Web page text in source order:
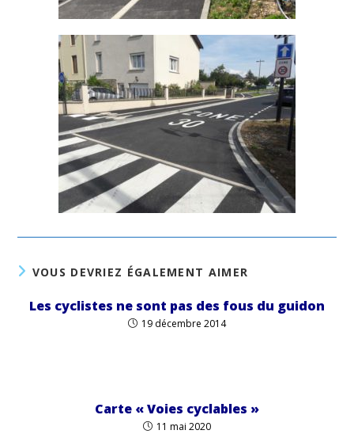
VOUS DEVRIEZ ÉGALEMENT AIMER
Les cyclistes ne sont pas des fous du guidon
19 décembre 2014
Carte « Voies cyclables »
11 mai 2020